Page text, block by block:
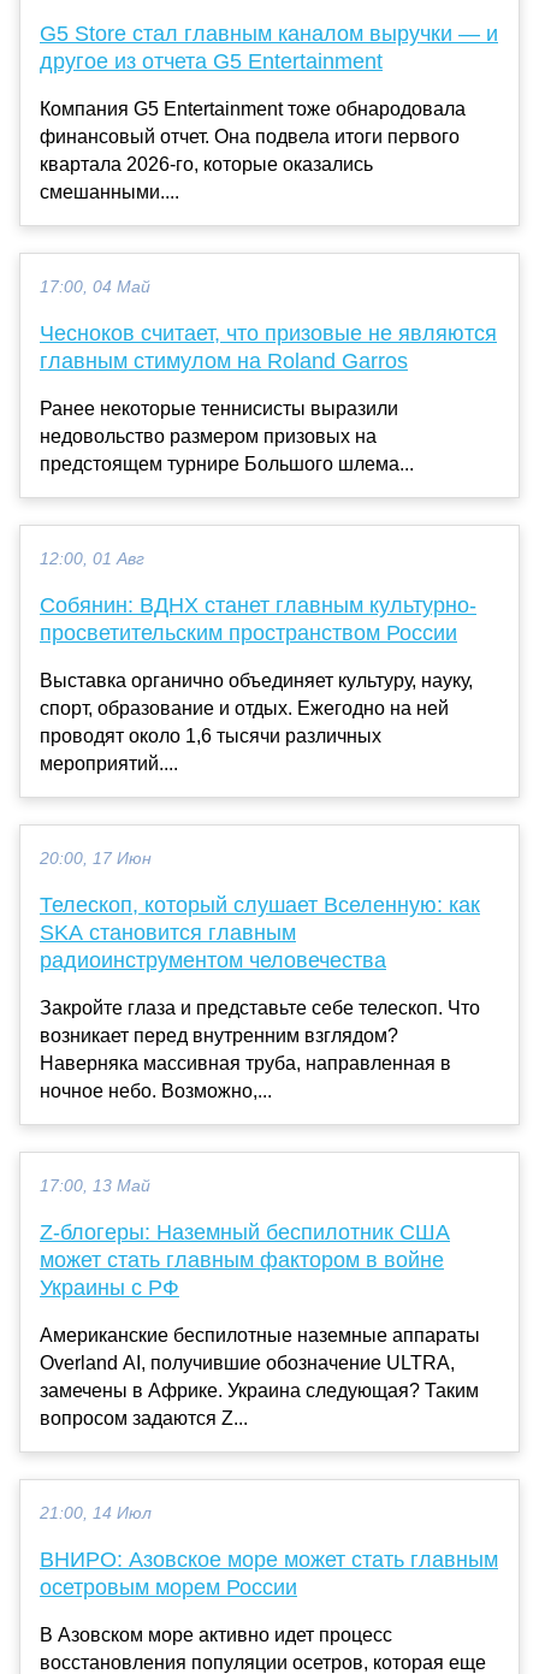
G5 Store стал главным каналом выручки — и
другое из отчета G5 Entertainment
Компания G5 Entertainment тоже обнародовала
финансовый отчет. Она подвела итоги первого
квартала 2026-го, которые оказались
смешанными....
17:00, 04 Май
Чесноков считает, что призовые не являются
главным стимулом на Roland Garros
Ранее некоторые теннисисты выразили
недовольство размером призовых на
предстоящем турнире Большого шлема...
12:00, 01 Авг
Собянин: ВДНХ станет главным культурно-
просветительским пространством России
Выставка органично объединяет культуру, науку,
спорт, образование и отдых. Ежегодно на ней
проводят около 1,6 тысячи различных
мероприятий....
20:00, 17 Июн
Телескоп, который слушает Вселенную: как
SKA становится главным
радиоинструментом человечества
Закройте глаза и представьте себе телескоп. Что
возникает перед внутренним взглядом?
Наверняка массивная труба, направленная в
ночное небо. Возможно,...
17:00, 13 Май
Z-блогеры: Наземный беспилотник США
может стать главным фактором в войне
Украины с РФ
Американские беспилотные наземные аппараты
Overland AI, получившие обозначение ULTRA,
замечены в Африке. Украина следующая? Таким
вопросом задаются Z...
21:00, 14 Июл
ВНИРО: Азовское море может стать главным
осетровым морем России
В Азовском море активно идет процесс
восстановления популяции осетров, которая еще